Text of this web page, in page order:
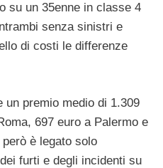
su un 35enne in classe 4
senza sinistri e
di costi le differenze
premio medio di 1.309
697 euro a Palermo e
è legato solo
furti e degli incidenti su